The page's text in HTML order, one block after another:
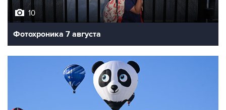
10
Фотохроника 7 августа